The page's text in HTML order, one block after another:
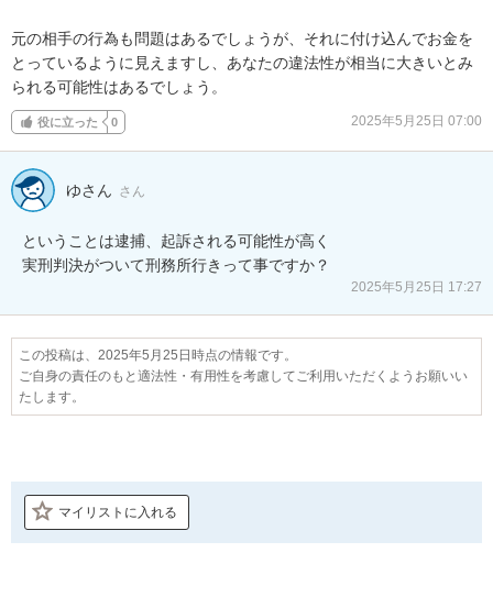
元の相手の行為も問題はあるでしょうが、それに付け込んでお金を
とっているように見えますし、あなたの違法性が相当に大きいとみ
られる可能性はあるでしょう。
役に立った 0 2025年5月25日 07:00
ゆさん さん
ということは逮捕、起訴される可能性が高く
実刑判決がついて刑務所行きって事ですか？
2025年5月25日 17:27
この投稿は、2025年5月25日時点の情報です。
ご自身の責任のもと適法性・有用性を考慮してご利用いただくようお願いい
たします。
マイリストに入れる